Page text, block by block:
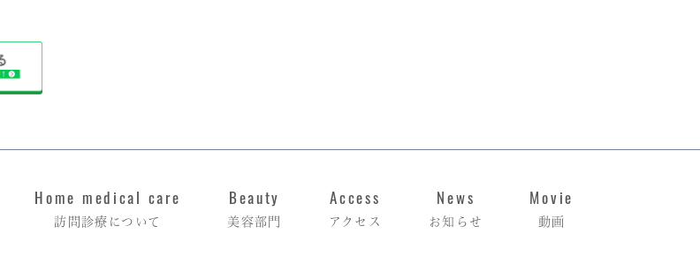
Home medical care
訪問診療について
Beauty
美容部門
Access
アクセス
News
お知らせ
Movie
動画